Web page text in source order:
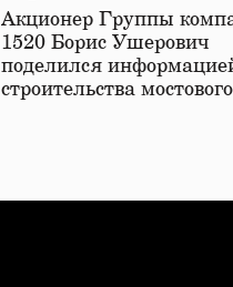
железной дороге
Акционер Группы
1520 Борис Ушерович
поделился
строительства